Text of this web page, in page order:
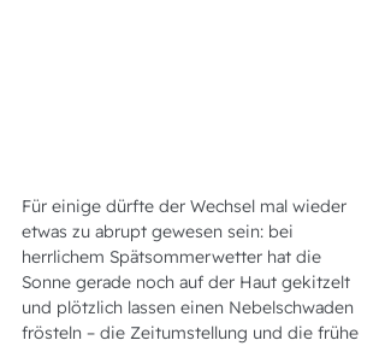
Für einige dürfte der Wechsel mal wieder
etwas zu abrupt gewesen sein: bei
herrlichem Spätsommerwetter hat die
Sonne gerade noch auf der Haut gekitzelt
und plötzlich lassen einen Nebelschwaden
frösteln – die Zeitumstellung und die frühe